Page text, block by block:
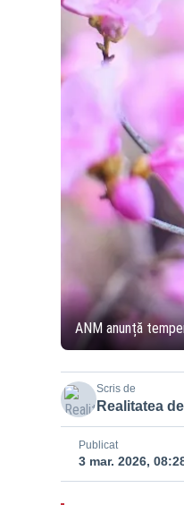
ANM anunță
Scris de
Realitatea
Publicat
3 mar. 2026,